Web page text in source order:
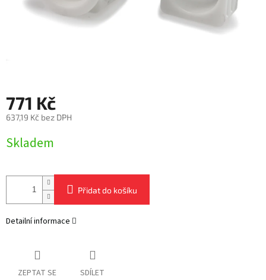
771 Kč
637,19 Kč bez DPH
cena:
Skladem
Přidat do košíku
Detailní informace
ZEPTAT SE SDÍLET